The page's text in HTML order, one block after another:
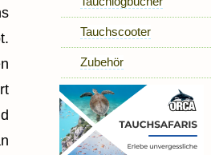
Tauchscooter
Zubehör